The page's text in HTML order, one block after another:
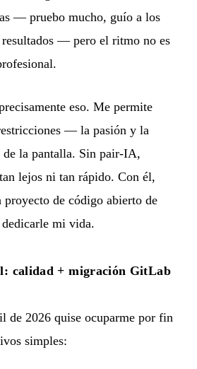
— pruebo mucho, guío a los
— pero el ritmo no es
eso. Me permite
— la pasión y la
de la pantalla. Sin pair-IA,
lejos ni tan rápido. Con él,
proyecto de código abierto de
mi vida.
calidad + migración GitLab
de 2026 quise ocuparme por fin
simples: